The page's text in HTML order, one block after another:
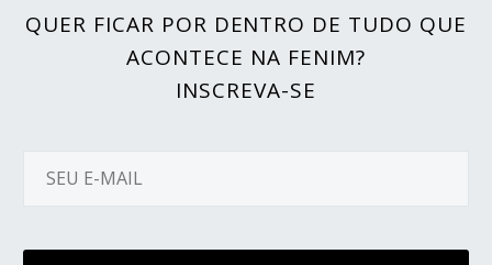
QUER FICAR POR DENTRO DE TUDO QUE
ACONTECE NA FENIM?
INSCREVA-SE